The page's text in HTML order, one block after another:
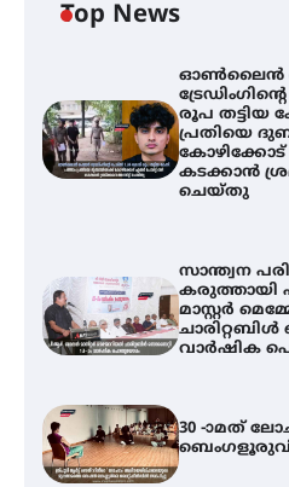
Top News
ഓൺലൈൻ
രൂപ തട്ടിയ
പ്രതിയെ
കോഴിക്കോട്
കടക്കാൻ
ചെയ്തു
സാന്ത്വന
കരുത്തായി
മാസ്റ്റർ
ചാരിറ്റബിൾ
വാർഷിക
30 -ാമത്